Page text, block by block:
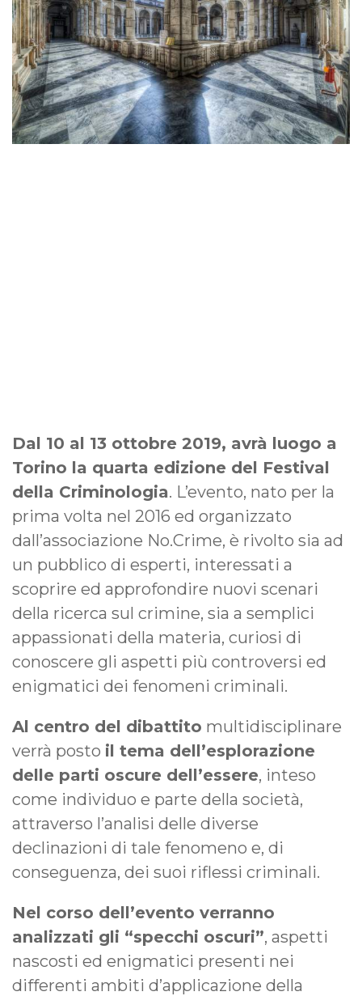
Dal 10 al 13 ottobre 2019, avrà luogo a
Torino la quarta edizione del Festival
della Criminologia. L’evento, nato per la
prima volta nel 2016 ed organizzato
dall’associazione No.Crime, è rivolto sia ad
un pubblico di esperti, interessati a
scoprire ed approfondire nuovi scenari
della ricerca sul crimine, sia a semplici
appassionati della materia, curiosi di
conoscere gli aspetti più controversi ed
enigmatici dei fenomeni criminali.
Al centro del dibattito multidisciplinare
verrà posto il tema dell’esplorazione
delle parti oscure dell’essere, inteso
come individuo e parte della società,
attraverso l’analisi delle diverse
declinazioni di tale fenomeno e, di
conseguenza, dei suoi riflessi criminali.
Nel corso dell’evento verranno
analizzati gli “specchi oscuri”, aspetti
nascosti ed enigmatici presenti nei
differenti ambiti d’applicazione della